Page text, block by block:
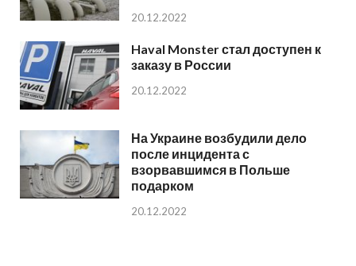
20.12.2022
Haval Monster стал доступен к
заказу в России
20.12.2022
На Украине возбудили дело
после инцидента с
взорвавшимся в Польше
подарком
20.12.2022